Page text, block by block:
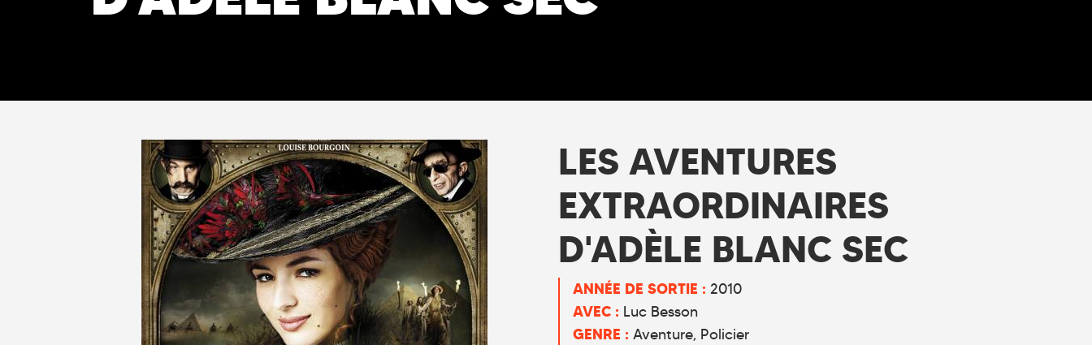
LES AVENTURES
EXTRAORDINAIRES
D'ADÈLE BLANC SEC
ANNÉE DE SORTIE : 2010
AVEC : Luc Besson
GENRE : Aventure Policier